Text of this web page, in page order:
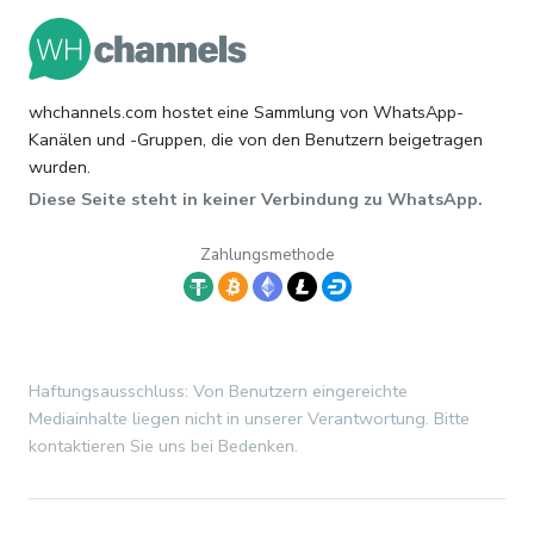
whchannels.com hostet eine Sammlung von WhatsApp-
Kanälen und -Gruppen, die von den Benutzern beigetragen
wurden.
Diese Seite steht in keiner Verbindung zu WhatsApp.
Zahlungsmethode
Haftungsausschluss: Von Benutzern eingereichte
Mediainhalte liegen nicht in unserer Verantwortung. Bitte
kontaktieren Sie uns bei Bedenken.